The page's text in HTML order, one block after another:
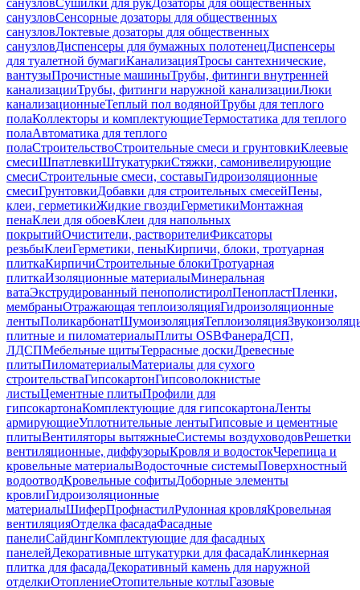
санузловСушилки для рукДозаторы для общественных
санузловСенсорные дозаторы для общественных
санузловЛоктевые дозаторы для общественных
санузловДиспенсеры для бумажных полотенецДиспенсеры
для туалетной бумагиКанализацияТросы сантехнические,
вантузыПрочистные машиныТрубы, фитинги внутренней
канализацииТрубы, фитинги наружной канализацииЛюки
канализационныеТеплый пол водянойТрубы для теплого
полаКоллекторы и комплектующиеТермостатика для теплого
полаАвтоматика для теплого
полаСтроительствоСтроительные смеси и грунтовкиКлеевые
смесиШпатлевкиШтукатуркиСтяжки, самонивелирующие
смесиСтроительные смеси, составыГидроизоляционные
смесиГрунтовкиДобавки для строительных смесейПены,
клеи, герметикиЖидкие гвоздиГерметикиМонтажная
пенаКлеи для обоевКлеи для напольных
покрытийОчистители, растворителиФиксаторы
резьбыКлеиГерметики, пеныКирпичи, блоки, тротуарная
плиткаКирпичиСтроительные блокиТротуарная
плиткаИзоляционные материалыМинеральная
ватаЭкструдированный пенополистиролПенопластПленки,
мембраныОтражающая теплоизоляцияГидроизоляционные
лентыПоликарбонатШумоизоляцияТеплоизоляция
плитные и пиломатериалыПлиты OSBФанераДСП,
ЛДСПМебельные щитыТеррасные доскиДревесные
плитыПиломатериалыМатериалы для сухого
строительстваГипсокартонГипсоволокнистые
листыЦементные плитыПрофили для
гипсокартонаКомплектующие для гипсокартонаЛенты
армирующиеУплотнительные лентыГипсовые и цементные
плитыВентиляторы вытяжныеСистемы воздуховодовРешетки
вентиляционные, диффузорыКровля и водостокЧерепица и
кровельные материалыВодосточные системыПоверхностный
водоотводКровельные софитыДоборные элементы
кровлиГидроизоляционные
материалыШиферПрофнастилРулонная кровляКровельная
вентиляцияОтделка фасадаФасадные
панелиСайдингКомплектующие для фасадных
панелейДекоративные штукатурки для фасадаКлинкерная
плитка для фасадаДекоративный камень для наружной
отделкиОтоплениеОтопительные котлыГазовые